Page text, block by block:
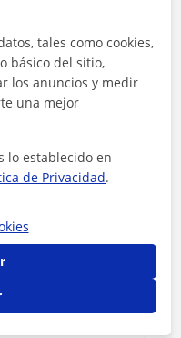
15 €/h
tales como cookies,
básico del sitio,
los anuncios y medir
una mejor
lo establecido en
de Privacidad.